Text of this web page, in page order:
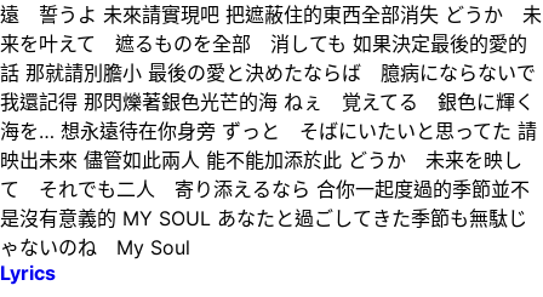
遠 誓うよ 未來請實現吧 把遮蔽住的東西全部消失 どうか 未
来を叶えて 遮るものを全部 消しても 如果決定最後的愛的
話 那就請別膽小 最後の愛と決めたならば 臆病にならないで
我還記得 那閃爍著銀色光芒的海 ねぇ 覚えてる 銀色に輝く
海を… 想永遠待在你身旁 ずっと そばにいたいと思ってた 請
映出未來 儘管如此兩人 能不能加添於此 どうか 未来を映し
て それでも二人 寄り添えるなら 合你一起度過的季節並不
是沒有意義的 MY SOUL あなたと過ごしてきた季節も無駄じ
ゃないのね My Soul
Lyrics